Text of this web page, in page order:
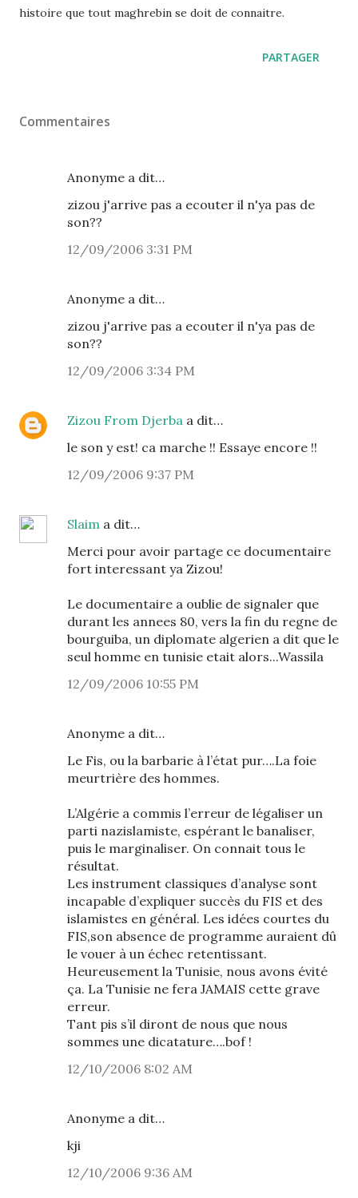
histoire que tout maghrebin se doit de connaitre.
PARTAGER
Commentaires
Anonyme a dit…
zizou j'arrive pas a ecouter il n'ya pas de
son??
12/09/2006 3:31 PM
Anonyme a dit…
zizou j'arrive pas a ecouter il n'ya pas de
son??
12/09/2006 3:34 PM
Zizou From Djerba a dit…
le son y est! ca marche !! Essaye encore !!
12/09/2006 9:37 PM
Slaim a dit…
Merci pour avoir partage ce documentaire
fort interessant ya Zizou!
Le documentaire a oublie de signaler que
durant les annees 80, vers la fin du regne de
bourguiba, un diplomate algerien a dit que le
seul homme en tunisie etait alors...Wassila
12/09/2006 10:55 PM
Anonyme a dit…
Le Fis, ou la barbarie à l’état pur….La foie
meurtrière des hommes.
L’Algérie a commis l’erreur de légaliser un
parti nazislamiste, espérant le banaliser,
puis le marginaliser. On connait tous le
résultat.
Les instrument classiques d’analyse sont
incapable d’expliquer succès du FIS et des
islamistes en général. Les idées courtes du
FIS,son absence de programme auraient dû
le vouer à un échec retentissant.
Heureusement la Tunisie, nous avons évité
ça. La Tunisie ne fera JAMAIS cette grave
erreur.
Tant pis s’il diront de nous que nous
sommes une dicatature….bof !
12/10/2006 8:02 AM
Anonyme a dit…
kji
12/10/2006 9:36 AM